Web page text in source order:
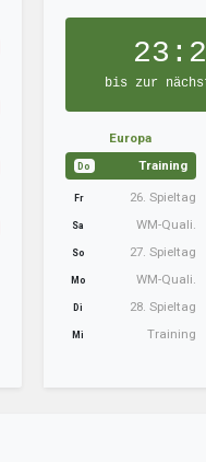
bis zur
Europa
Do Training
Fr 26. Spieltag
Sa WM-Quali.
So 27. Spieltag
Mo WM-Quali.
Di 28. Spieltag
Mi Training